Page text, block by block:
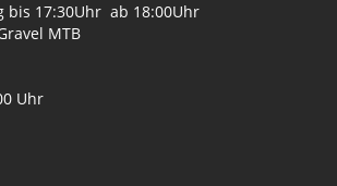
bis 17:30Uhr ab 18:00Uhr
MTB
Uhr